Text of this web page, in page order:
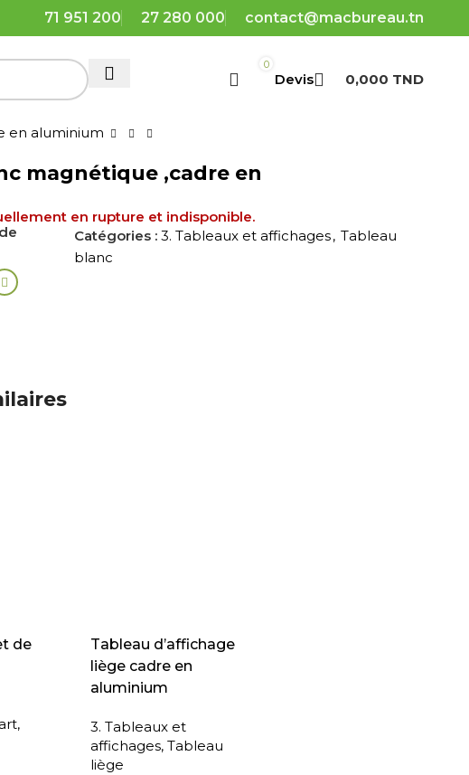
71 951 200 27 280 000 contact@macbureau.tn
0
0,000 TND
en aluminium
magnétique ,cadre en
en rupture et indisponible.
Catégories : 3. Tableaux et affichages, Tableau
blanc
de
,
Tableau d’affichage
liège cadre en
aluminium
3. Tableaux et
affichages,Tableau
liège